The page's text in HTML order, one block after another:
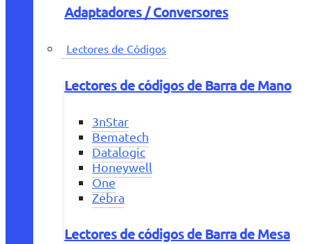
Adaptadores / Conversores
Lectores de Códigos
Lectores de códigos de Barra de Mano
3nStar
Bematech
Datalogic
Honeywell
One
Zebra
Lectores de códigos de Barra de Mesa